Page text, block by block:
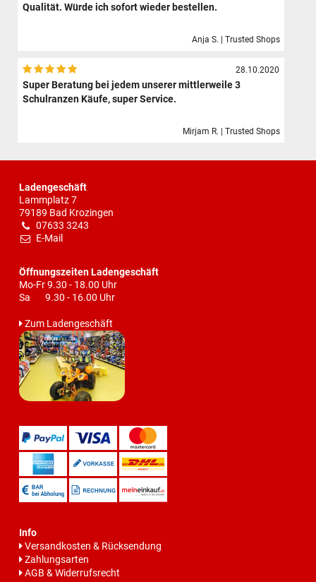
Qualität. Würde ich sofort wieder bestellen.
Anja S. | Trusted Shops
28.10.2020
Super Beratung bei jedem unserer mittlerweile 3
Schulranzen Käufe, super Service.
Mirjam R. | Trusted Shops
Ladengeschäft
Lammplatz 7
79189 Bad Krozingen
07633 3243
E-Mail
Öffnungszeiten Ladengeschäft
Mo-Fr 9.30 - 18.00 Uhr
Sa 9.30 - 16.00 Uhr
Zum Ladengeschäft
Info
Versandkosten & Rücksendung
Zahlungsarten
AGB & Widerrufsrecht